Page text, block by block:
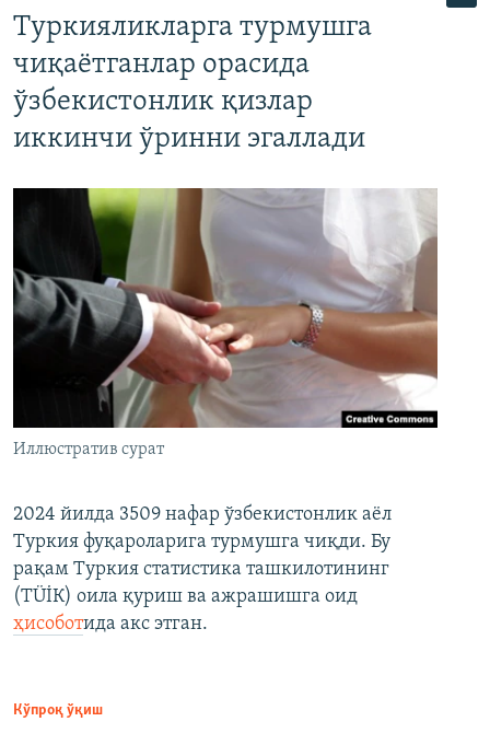
Туркияликларга турмушга
чиқаётганлар орасида
ўзбекистонлик қизлар
иккинчи ўринни эгаллади
Иллюстратив сурат
2024 йилда 3509 нафар ўзбекистонлик аёл
Туркия фуқароларига турмушга чиқди. Бу
рақам Туркия статистика ташкилотининг
(ТÜİК) оила қуриш ва ажрашишга оид
ҳисоботида акс этган.
Кўпроқ ўқиш